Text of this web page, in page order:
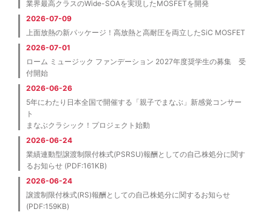
業界最高クラスのWide-SOAを実現したMOSFETを開発
2026-07-09
上面放熱の新パッケージ！高放熱と高耐圧を両立したSiC MOSFET
2026-07-01
ローム ミュージック ファンデーション 2027年度奨学生の募集 受
付開始
2026-06-26
5年にわたり日本全国で開催する「親子でまなぶ」新感覚コンサー
ト
まなぶクラシック！プロジェクト始動
2026-06-24
業績連動型譲渡制限付株式(PSRSU)報酬としての自己株処分に関す
るお知らせ (PDF:161KB)
2026-06-24
譲渡制限付株式(RS)報酬としての自己株処分に関するお知らせ
(PDF:159KB)